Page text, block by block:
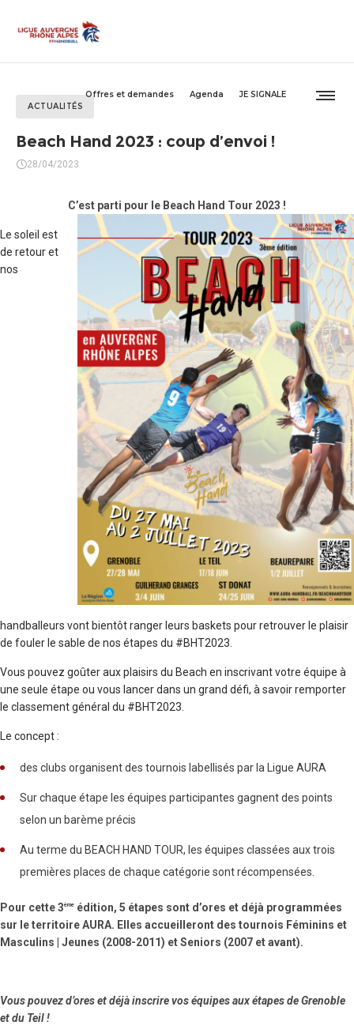
Offres et demandes Agenda
JE SIGNALE
ACTUALITÉS
Beach Hand 2023 : coup d’envoi !
28/04/2023
C’est parti pour le Beach Hand Tour 2023 !
Le soleil est
de retour et
nos
handballeurs vont bientôt ranger leurs baskets pour retrouver le plaisir
de fouler le sable de nos étapes du #BHT2023.
Vous pouvez goûter aux plaisirs du Beach en inscrivant votre équipe à
une seule étape ou vous lancer dans un grand défi, à savoir remporter
le classement général du #BHT2023.
Le concept :
des clubs organisent des tournois labellisés par la Ligue AURA
Sur chaque étape les équipes participantes gagnent des points
selon un barème précis
Au terme du BEACH HAND TOUR, les équipes classées aux trois
premières places de chaque catégorie sont récompensées.
Pour cette 3ème édition, 5 étapes sont d’ores et déjà programmées
sur le territoire AURA. Elles accueilleront des tournois Féminins et
Masculins | Jeunes (2008-2011) et Seniors (2007 et avant).
Vous pouvez d’ores et déjà inscrire vos équipes aux étapes de Grenoble
et du Teil !